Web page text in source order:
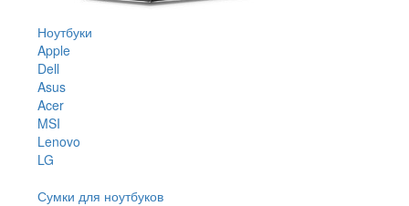
Ноутбуки
Apple
Dell
Asus
Acer
MSI
Lenovo
LG
Сумки для ноутбуков